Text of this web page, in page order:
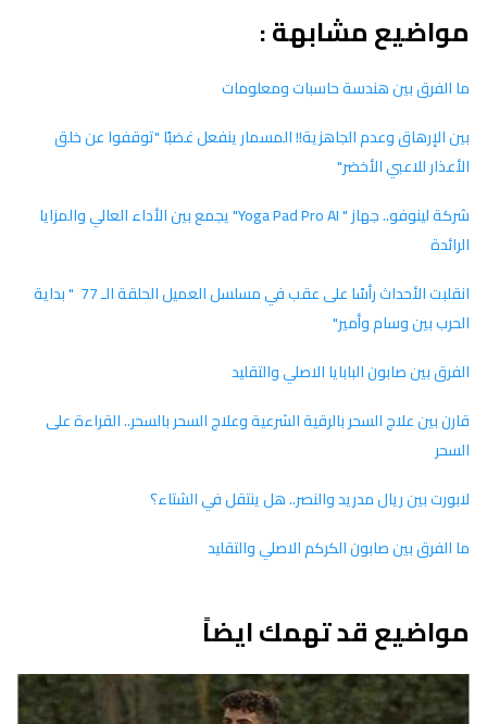
مواضيع مشابهة :
ما الفرق بين هندسة حاسبات ومعلومات
بين الإرهاق وعدم الجاهزية!! المسمار ينفعل غضبًا "توقفوا عن خلق
الأعذار للاعبي الأخضر"
شركة لينوفو.. جهاز " Yoga Pad Pro AI" يجمع بين الأداء العالي والمزايا
الرائدة
انقلبت الأحداث رأسًا على عقب في مسلسل العميل الحلقة الـ 77 " بداية
الحرب بين وسام وأمير"
الفرق بين صابون البابايا الاصلي والتقليد
قارن بين علاج السحر بالرقية الشرعية وعلاج السحر بالسحر.. القراءة على
السحر
لابورت بين ريال مدريد والنصر.. هل ينتقل في الشتاء؟
ما الفرق بين صابون الكركم الاصلي والتقليد
مواضيع قد تهمك ايضاً